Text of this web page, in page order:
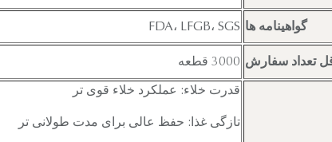
گواهینامه ها FDA، LFGB، SGS
تعداد سفارش 3000 قطعه
قدرت خلاء: عملکرد خلاء قوی تر
تازگی غذا: حفظ عالی برای مدت طولانی تر